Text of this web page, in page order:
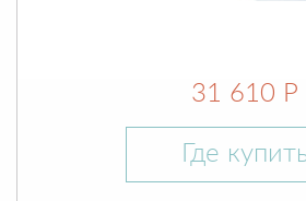
31 610 Р
Где